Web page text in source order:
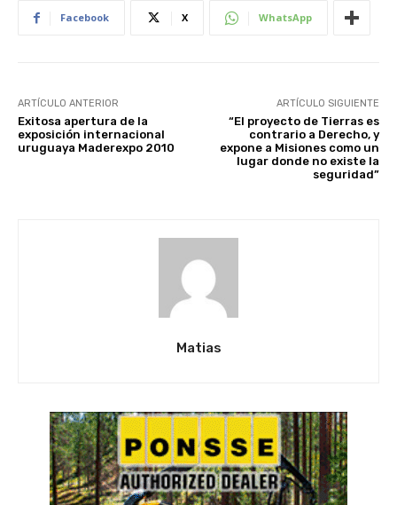
Facebook X WhatsApp
ARTÍCULO ANTERIOR
Exitosa apertura de la
exposición internacional
uruguaya Maderexpo 2010
ARTÍCULO SIGUIENTE
“El proyecto de Tierras es
contrario a Derecho, y
expone a Misiones como un
lugar donde no existe la
seguridad”
Matias